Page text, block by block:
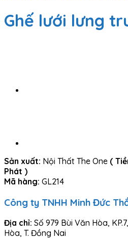
Ghế lưới lưng
Sản xuất: Nội Thất The One (
Phát )
Mã hàng: GL214
Công ty TNHH Minh Đức
Địa chỉ: Số 979 Bùi Văn Hòa,
Hòa, T. Đồng Nai